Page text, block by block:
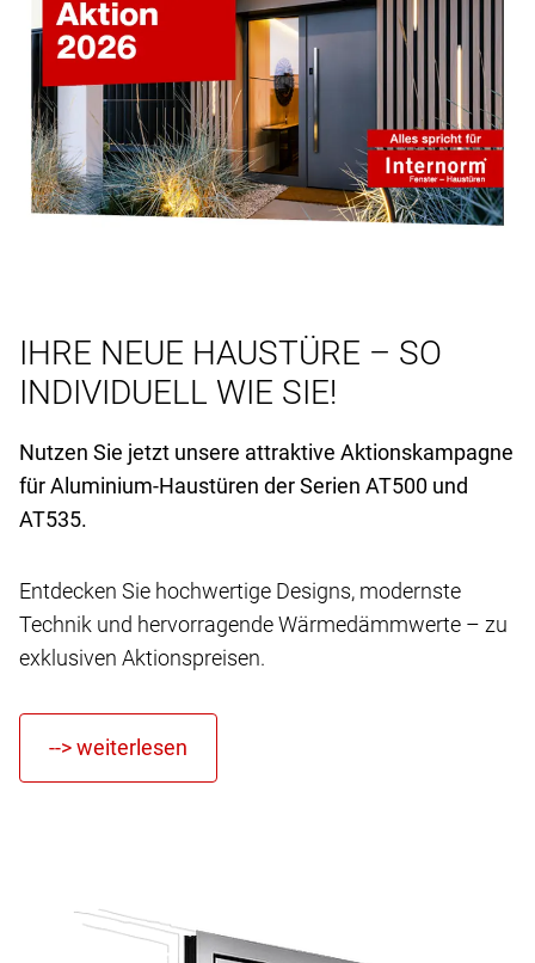
IHRE NEUE HAUSTÜRE – SO
INDIVIDUELL WIE SIE!
Nutzen Sie jetzt unsere attraktive Aktionskampagne
für Aluminium-Haustüren der Serien AT500 und
AT535.
Entdecken Sie hochwertige Designs, modernste
Technik und hervorragende Wärmedämmwerte – zu
exklusiven Aktionspreisen.